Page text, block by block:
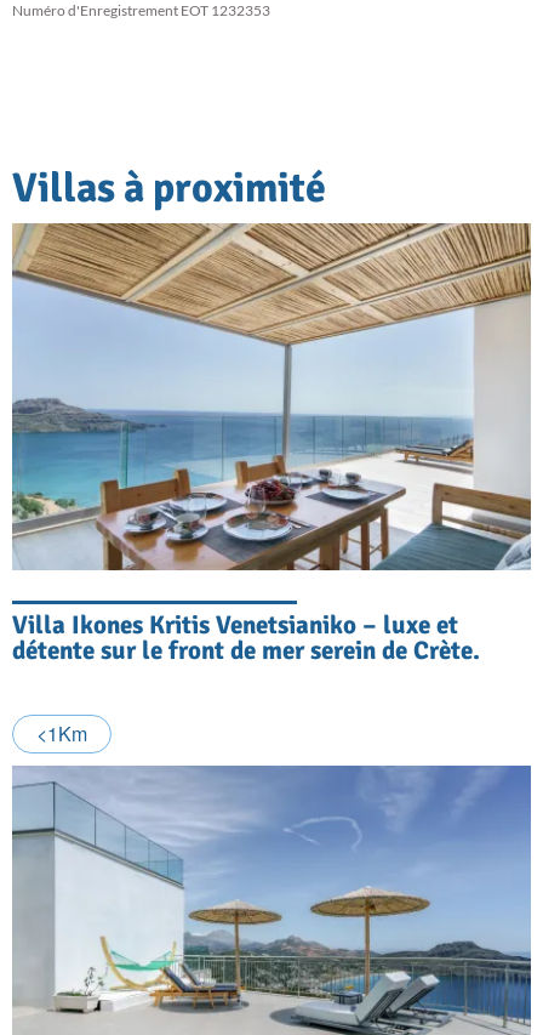
Numéro d'Enregistrement EOT 1232353
Villas à proximité
Villa Ikones Kritis Venetsianiko – luxe et
détente sur le front de mer serein de Crète.
<1Km